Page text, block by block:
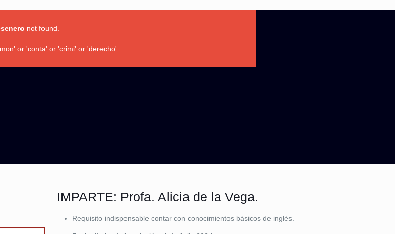
not found.
or 'conta' or 'crimi' or 'derecho'
IMPARTE: Profa. Alicia de la Vega.
Requisito indispensable contar con conocimientos básicos de inglés.